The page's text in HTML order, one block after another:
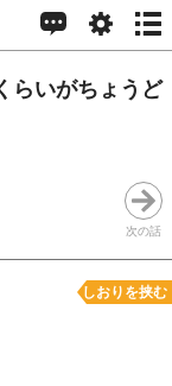
らいがちょうど
次の話
しおりを挟む